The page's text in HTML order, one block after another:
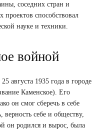
соседних стран и
проектов способствовал
науке и техники.
войной
августа 1935 года в городе
Каменское). Его
он смог сберечь в себе
верность себе и обществу,
он родился и вырос, была